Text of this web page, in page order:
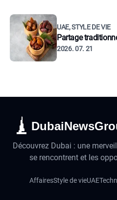
UAE, STYLE DE VIE
Partage
2026. 07. 21
Découvrez Dubai : une
se rencontrent et les
AffairesStyle de vieUAE